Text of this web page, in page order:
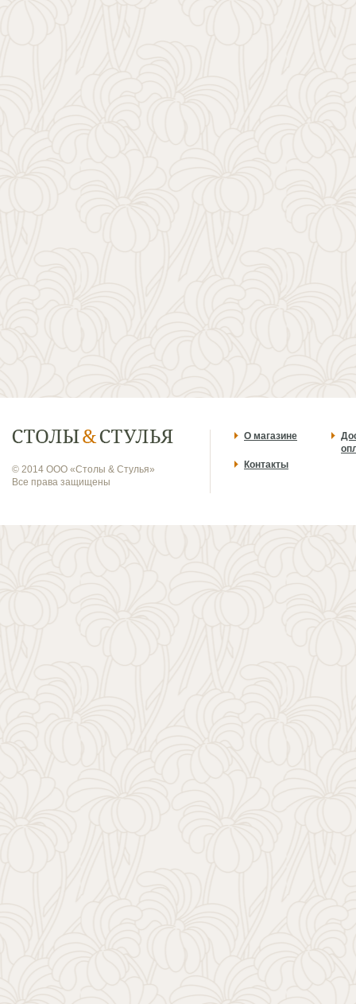
© 2014 ООО «Столы & Стулья»
Все права защищены
О магазине
Контакты